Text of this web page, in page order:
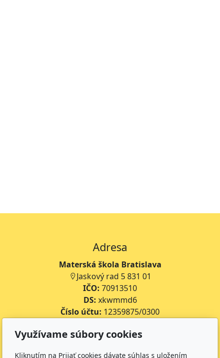
Adresa
Materská škola Bratislava
Jaskový rad 5 831 01
IČO: 70913510
DS: xkwmmd6
Číslo účtu: 12359875/0300
Kontakt
+421 469 311 598 - 1. trieda
Využívame súbory cookies
Kliknutím na Prijať cookies dávate súhlas s uložením